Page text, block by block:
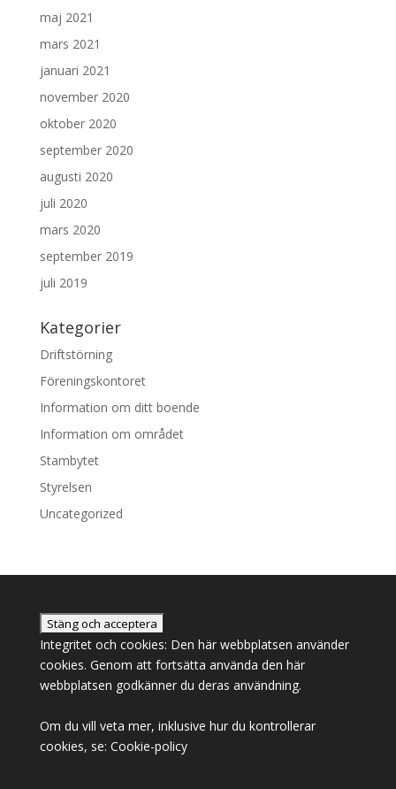
maj 2021
mars 2021
januari 2021
november 2020
oktober 2020
september 2020
augusti 2020
juli 2020
mars 2020
september 2019
juli 2019
Kategorier
Driftstörning
Föreningskontoret
Information om ditt boende
Information om området
Stambytet
Styrelsen
Uncategorized
Integritet och cookies: Den här webbplatsen använder
cookies. Genom att fortsätta använda den här
webbplatsen godkänner du deras användning.
Om du vill veta mer, inklusive hur du kontrollerar
cookies, se: Cookie-policy